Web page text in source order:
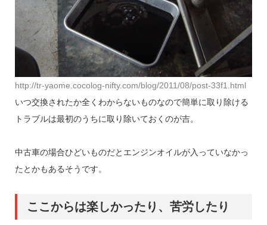
http://tr-yaome.cocolog-nifty.com/blog/2011/08/post-33f1.html
いつ交換されたか全くわからないものなので簡単に取り除ける
トラブルは最初のうちに取り除いておくのが吉。
中古車の場合ひどいものだとエンジンオイルが入っていなかっ
たとかもあるそうです。
ここからは楽しかったり、苦労したり